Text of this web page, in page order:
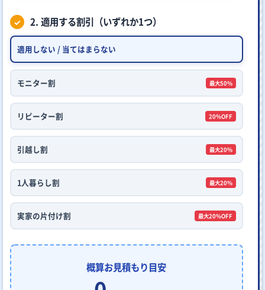
2. 適用する割引（いずれか1つ）
適用しない / 当てはまらない
モニター割 最大50%
リピーター割 20%OFF
引越し割 最大20%
1人暮らし割 最大20%
実家の片付け割 最大20%OFF
概算お見積もり目安